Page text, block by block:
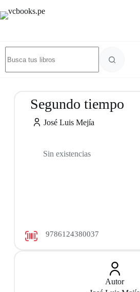
9786124380037
Segundo tiempo
José Luis Mejía
Sin existencias
Autor